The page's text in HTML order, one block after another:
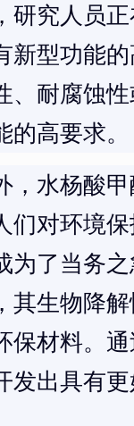
研究人员
新型功能
、耐腐蚀
的高要求。
，水杨酸
们对环境
为了当务
其生物降
保材料。
发出具有